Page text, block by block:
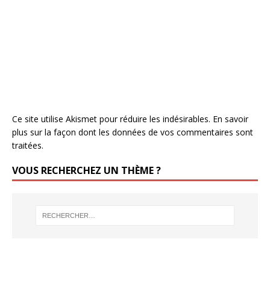
Ce site utilise Akismet pour réduire les indésirables. En savoir
plus sur la façon dont les données de vos commentaires sont
traitées.
VOUS RECHERCHEZ UN THÈME ?